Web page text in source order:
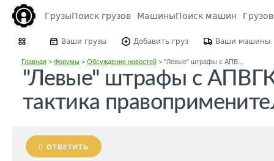
ГрузыПоиск грузов МашиныПоиск машин
Ваши грузы Добавить груз Ваши машины
Главная> Форумы> Обсуждение новостей> "Левые" штрафы с АПВ...
"Левые" штрафы с
тактика
ОТВЕТИТЬ